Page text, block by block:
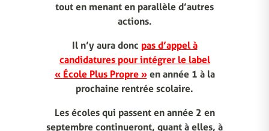
tout en menant en parallèle d’autres
actions.
Il n’y aura donc pas d’appel à
candidatures pour intégrer le label
« École Plus Propre »en année 1 à la
prochaine rentrée scolaire.
Les écoles qui passent en année 2 en
septembre continueront, quant à elles, à